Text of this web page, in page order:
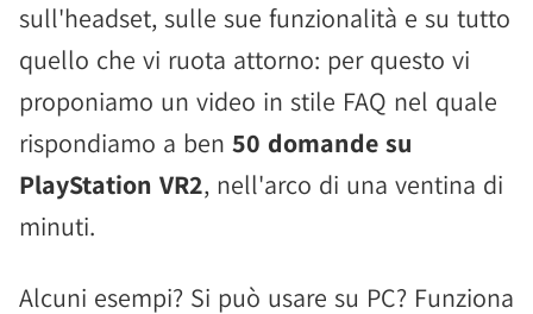
sull'headset, sulle sue funzionalità e su tutto
quello che vi ruota attorno: per questo vi
proponiamo un video in stile FAQ nel quale
rispondiamo a ben 50 domande su
PlayStation VR2, nell'arco di una ventina di
minuti.
Alcuni esempi? Si può usare su PC? Funziona